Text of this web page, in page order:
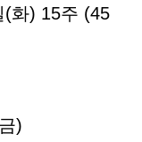
(화) 15주 (45
)